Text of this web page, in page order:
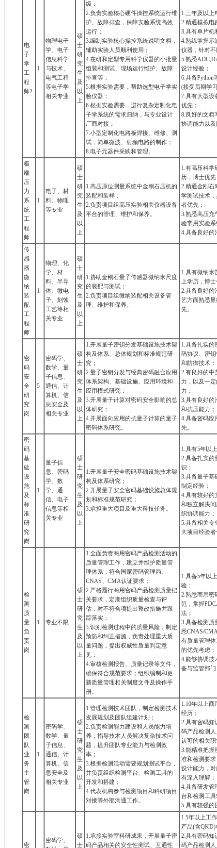
电
子
学
工
程
师2
1
物理电子
学、电子
信息科学
与技术、
电气工程
等电子学
相关专业
硕
士
研
究
生
及
以
上
级；
2.负责实验核心硬件操控系统运行维
护、故障排查，保障实验系统高效
运行；
3.编制实验核心操控系统说明文档，
辅助实验人员顺利使用；
4.在研和定型专用科学仪器的小批量
组装和测试、现场运行维护、故障
排查等；
5.根据实验需要，帮助选型电子学实
验仪器；
6.根据实验需要，进行复杂定制化电
子学系统的需求归纳，与专业设计
厂商对接；
7.小型定制化电路板焊接、维修、测
试，简单微波、射频电路的制作；
8.电子元器件采购和管理。
1.三年及以上
2.精通模拟电
3.具有单片机
4.熟练掌握示
仪器，针对
5.熟悉
设计经验；
6.具备Python
(接受后期学
7.具有大型设
优先；
8.良好的文档
协调能力以
极
端
压
力
系
统
工
程
师
1
电子、材
料、物理
等专业
硕
士
研
究
生
及
以
上
1.高压原位测量系统中金刚石压机的
装配和装样；
2.负责项目组高压实验相关仪器设备
平台的管理、维护和保养。
1.有高压科学
历，博士优
2.精通金刚石
学测试技术
者优先；
3.熟悉高压充
验常用实验
4.具备良好的
传
感
器
微
纳
装
配
工
程
师
1
物理、化
学、材
料、半导
体、微电
子、刻蚀
工艺等相
关专业
硕
士
研
究
生
及
以
上
1.协助金刚石量子传感器微纳米尺度
的装配与测试；
2.负责项目组微纳装配相关设备管
理、维护和保养。
1.具有微纳米
上学历，博
2.具备良好的
艺方面熟悉
先。
密
码
安
全
研
究
岗
5
密码学、
数学、量
子信息、
通信、计
算机、信
息安全及
相关专业
硕
士
研
究
生
及
以
上
1.开展量子密钥分发基础设施技术架
构及体系、总体规划和标准规范研
究；
2.量子密钥分发与经典密码融合应用
体系架构、基础设施、应用环境和
应用模式研究；
3.开展量子计算对密码安全影响的总
体研究；
4.开展面向应用的抗量子计算的量子
密码体系研究。
1.具备扎实的
码协议、密
和防御技术；
2.有良好的中
力，以及一
力；
3.具有良好的
和抗压能力；
4.具备密码应
先。
密
码
基
础
设
施
及
标
准
研
究
岗
1
量子信
息、密码
学、数
学、通
信、电子
信息等相
关专业
硕
士
研
究
生
及
以
上
1.开展量子安全密码基础设施技术架
构及体系研究；
2.开展量子安全密码基础设施总体规
划和标准规范研究；
3.承担重大项目及重大科技任务。
1.具有5年以
2.具备扎实的
识；
3.具备量子基
制定经验；
4.具有较好的
和独立解决
织协调能力；
5.具备相关专
大项目经验
检
测
质
量
负
责
岗
1 专业不限
硕
士
研
究
生
及
以
上
1.全面负责商用密码产品检测活动的
质量管理工作，建立并维护质量管
理体系，符合国家密码管理局、
CNAS、CMA认证要求；
2.严格履行商用密码产品检测质量把
关要求，定期组织质量检查与评
估，对不符合项提出整改措施并跟
踪落实；
3.识别检测过程中的质量风险，制定
预防和纠正措施，负责处理重大质
量问题，提出权威性质量判定意
见；
4.审核检测报告、质量记录等文件，
确保符合规范要求；组织编制和更
新质量管理相关制度文件及操作手
册。
1.具备5年以
验；
2.熟悉商用密
范，掌握
法；
3.具备检测质
悉CNAS/
有质量管理
的优先考虑；
4.能够协调技
备与监管部
检
测
团
队
业
务
主
管
岗
1
密码学、
数学、量
子信息、
通信、计
算机、信
息安全及
相关专业
硕
士
研
究
生
及
以
上
1.管理检测技术团队，制定检测技术
发展规划及团队组建计划；
2.负责检测能力建设和人员能力培
养，指导技术人员解决复杂技术问
题，提升团队专业能力与检测效
率；
3.根据检测活动需要规划测试平台，
并负责组织检测平台、检测工具的
开发和搭建；
4.代表机构参与检测项目和科研项目
对接等外部沟通工作。
1.10年以上
经历；
2.具有密码知
码产品检测
认可的相关
3.能精准把握
准和检测要
设计能力，
有深入理解；
4.具备研发管
台和检测工
5.具有较强的
密
密码学、
硕
士
1.承接实验室科研成果，开展量子密
码产品相关的安全性测试、互通性
1.5年以上工
产品(含
2.具有密码知
码产品检测